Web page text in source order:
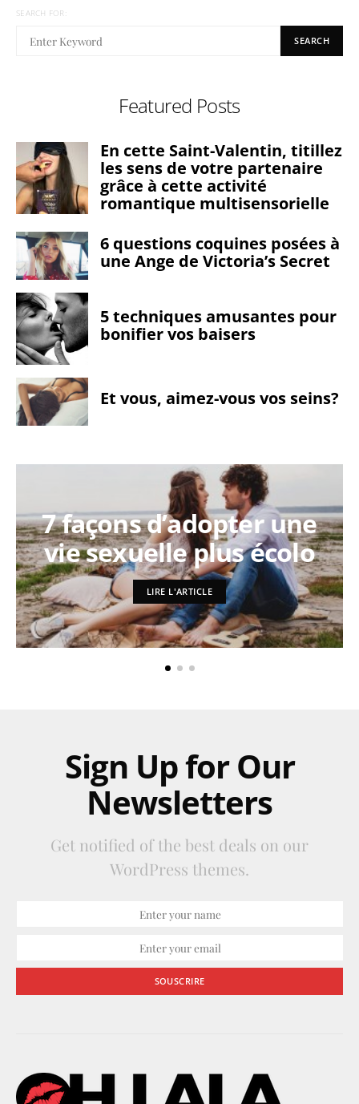
SEARCH FOR:
SEARCH
Featured Posts
En cette Saint-Valentin, titillez
les sens de votre partenaire
grâce à cette activité
romantique multisensorielle
6 questions coquines posées à
une Ange de Victoria’s Secret
5 techniques amusantes pour
bonifier vos baisers
Et vous, aimez-vous vos seins?
7 façons d’adopter une
vie sexuelle plus écolo
LIRE L'ARTICLE
Sign Up for Our
Newsletters
Get notified of the best deals on our
WordPress themes.
SOUSCRIRE